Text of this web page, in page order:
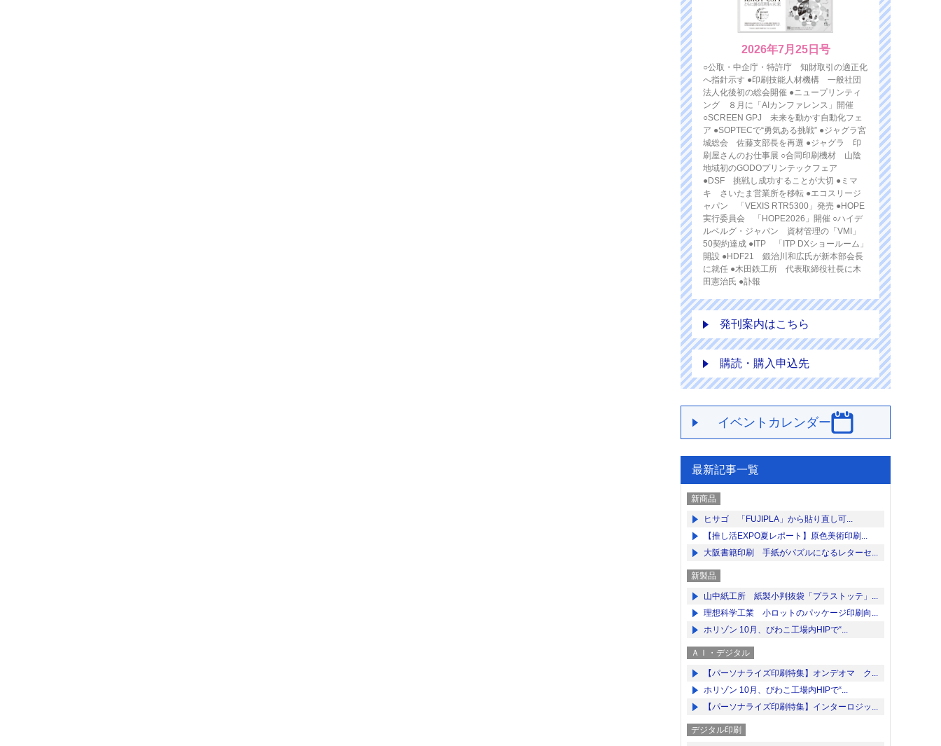
2026年7月25日号
○公取・中企庁・特許庁 知財取引の適正化
へ指針示す ●印刷技能人材機構 一般社団
法人化後初の総会開催 ●ニュープリンティ
ング ８月に「AIカンファレンス」開催
○SCREEN GPJ 未来を動かす自動化フェ
ア ●SOPTECで“勇気ある挑戦” ●ジャグラ宮
城総会 佐藤支部長を再選 ●ジャグラ 印
刷屋さんのお仕事展 ○合同印刷機材 山陰
地域初のGODOプリンテックフェア
●DSF 挑戦し成功することが大切 ●ミマ
キ さいたま営業所を移転 ●エコスリージ
ャパン 「VEXIS RTR5300」発売 ●HOPE
実行委員会 「HOPE2026」開催 ○ハイデ
ルベルグ・ジャパン 資材管理の「VMI」
50契約達成 ●ITP 「ITP DXショールーム」
開設 ●HDF21 鍛治川和広氏が新本部会長
に就任 ●木田鉄工所 代表取締役社長に木
田憲治氏 ●訃報
発刊案内はこちら
購読・購入申込先
イベントカレンダー
最新記事一覧
新商品
ヒサゴ 「FUJIPLA」から貼り直し可...
【推し活EXPO夏レポート】原色美術印刷...
大阪書籍印刷 手紙がパズルになるレターセ...
新製品
山中紙工所 紙製小判抜袋「プラストッテ」...
理想科学工業 小ロットのパッケージ印刷向...
ホリゾン 10月、びわこ工場内HIPで“...
ＡＩ・デジタル
【パーソナライズ印刷特集】オンデオマ ク...
ホリゾン 10月、びわこ工場内HIPで“...
【パーソナライズ印刷特集】インターロジッ...
デジタル印刷